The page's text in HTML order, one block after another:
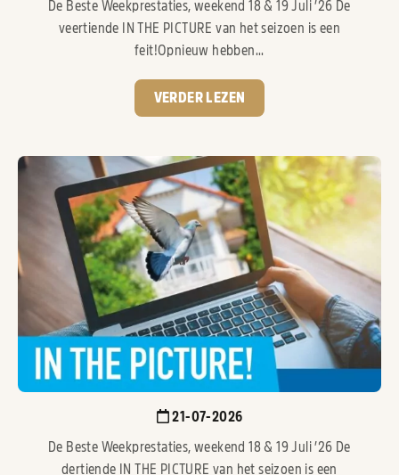
De Beste Weekprestaties, weekend 18 & 19 Juli ’26 De
veertiende IN THE PICTURE van het seizoen is een
feit!Opnieuw hebben...
VERDER LEZEN
21-07-2026
De Beste Weekprestaties, weekend 18 & 19 Juli ’26 De
dertiende IN THE PICTURE van het seizoen is een